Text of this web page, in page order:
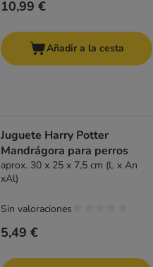
10,99 €
Añadir a la cesta
Juguete Harry Potter
Mandrágora para perros
aprox. 30 x 25 x 7,5 cm (L x An
xAl)
5,49 €
Sin valoraciones